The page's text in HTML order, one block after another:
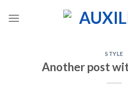
STYLE
Another post